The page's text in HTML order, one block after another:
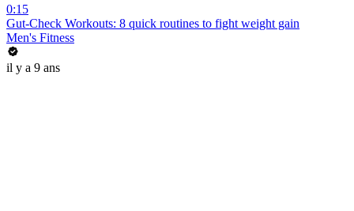
0:15
Gut-Check Workouts: 8 quick routines to fight weight gain
Men's Fitness
il y a 9 ans